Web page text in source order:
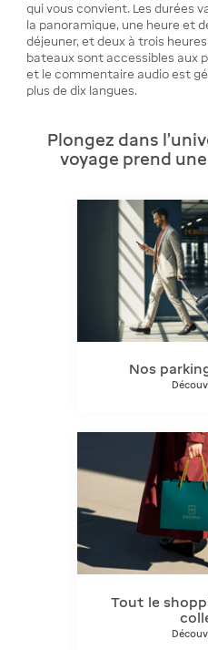
qui vous convient. Les durées
la panoramique, une heure et
déjeuner, et deux à trois
bateaux sont accessibles aux
et le commentaire audio est
plus de dix langues.
Plongez dans
voyage prend
Nos
Tout le